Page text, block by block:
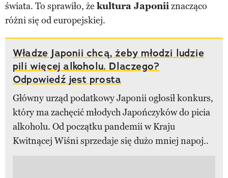
świata. To sprawiło, że kultura Japoniiznacząco
różni się od europejskiej.
Władze Japonii chcą, żeby młodzi ludzie
pili więcej alkoholu. Dlaczego?
Odpowiedź jest prosta
Główny urząd podatkowy Japonii ogłosił konkurs,
który ma zachęcić młodych Japończyków do picia
alkoholu. Od początku pandemii w Kraju
Kwitnącej Wiśni sprzedaje się dużo mniej napoj..